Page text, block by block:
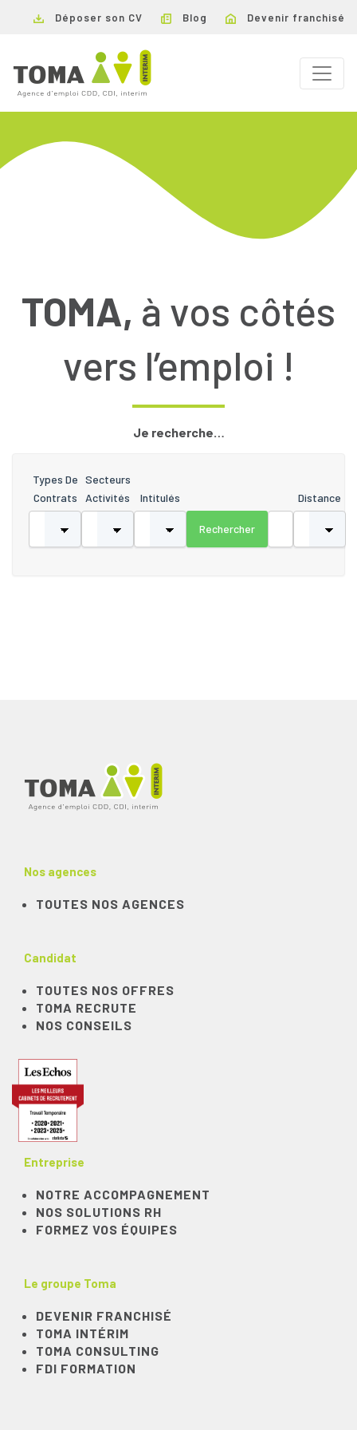
Déposer son CV Blog Devenir franchisé
TOMA, à vos côtés
vers l’emploi !
Je recherche…
Distance
Types De
Contrats
Secteurs
Activités
Intitulés
Nos agences
TOUTES NOS AGENCES
Candidat
TOUTES NOS OFFRES
TOMA RECRUTE
NOS CONSEILS
Entreprise
NOTRE ACCOMPAGNEMENT
NOS SOLUTIONS RH
FORMEZ VOS ÉQUIPES
Le groupe Toma
DEVENIR FRANCHISÉ
TOMA INTÉRIM
TOMA CONSULTING
FDI FORMATION